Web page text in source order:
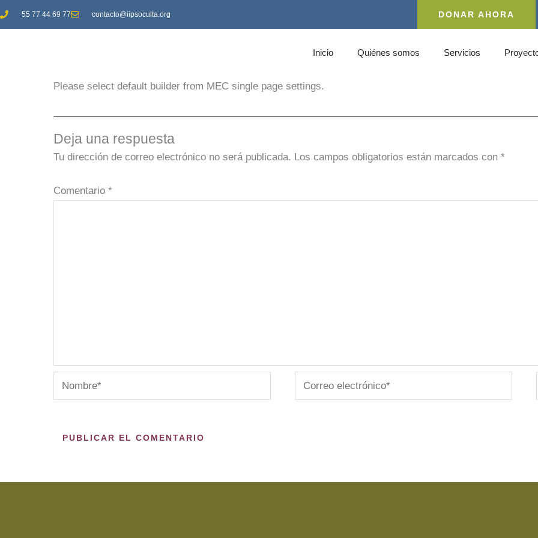
Ir
al
55 77 44 69 77 contacto@iipsoculta.org DONAR AHORA
Inicio Quiénes somos Servicios
Please select default builder from MEC single page settings.
Deja una respuesta
Tu dirección de correo electrónico no será publicada. Los campos obligatorios están marcados con *
Comentario *
Nombre*
Correo
electrónico*